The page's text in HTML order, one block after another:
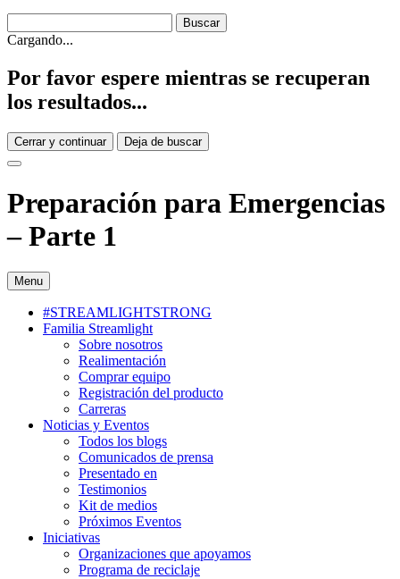
Cargando...
Por favor espere mientras se recuperan
los resultados...
Cerrar y continuar Deja de buscar
Preparación para Emergencias
– Parte 1
Menu
#STREAMLIGHTSTRONG
Familia Streamlight
Sobre nosotros
Realimentación
Comprar equipo
Registración del producto
Carreras
Noticias y Eventos
Todos los blogs
Comunicados de prensa
Presentado en
Testimonios
Kit de medios
Próximos Eventos
Iniciativas
Organizaciones que apoyamos
Programa de reciclaje